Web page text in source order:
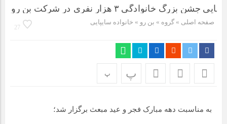
مراسم بزرگداشت سالروز آزادسازی خرمشهر در شرکت پارس خودرو
مگاموتور
تیم شهدای مگاموتور در بزرگترین مسابقات گل کوچک جهان شرکت
صفحه اصلی » گروه » بن رو » خانواده سایپایی
27
پ پ
به مناسبت دهه مبارک فجر و عید مبعث برگزار شد؛